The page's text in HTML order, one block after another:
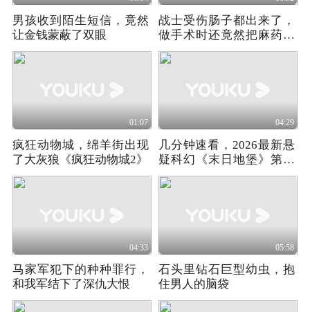
男孩收到陌生短信，竟然
让金钱蒙蔽了双眼
战士受伤肠子都出来了，
做手术时还竟然把麻药让
给了小女孩！
01:07
疯狂动物城，绵羊街出现
了大灰狼《疯狂动物城2》
04:29
几分钟速看，2026最新悬
疑科幻《末日地堡》第三
季05集
04:33
马家军犯下的种种罪行，
和我军结下了深仇大恨
05:58
石头里钻石巨型幼虫，抱
住男人的脑袋